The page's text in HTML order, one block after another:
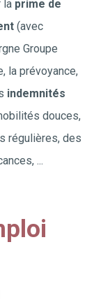
la prime de
(avec
Groupe
la prévoyance,
indemnités
douces,
régulières, des
...